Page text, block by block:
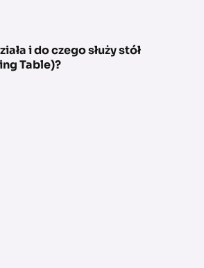
i do czego służy stół
Table)?